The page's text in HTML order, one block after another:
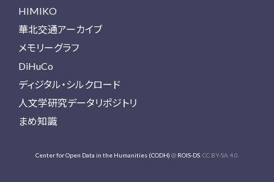
HIMIKO
華北交通アーカイブ
メモリーグラフ
DiHuCo
ディジタル・シルクロード
人文学研究データリポジトリ
まめ知識
Center for Open Data in the Humanities (CODH) @ ROIS-DS. CC BY-SA 4.0.